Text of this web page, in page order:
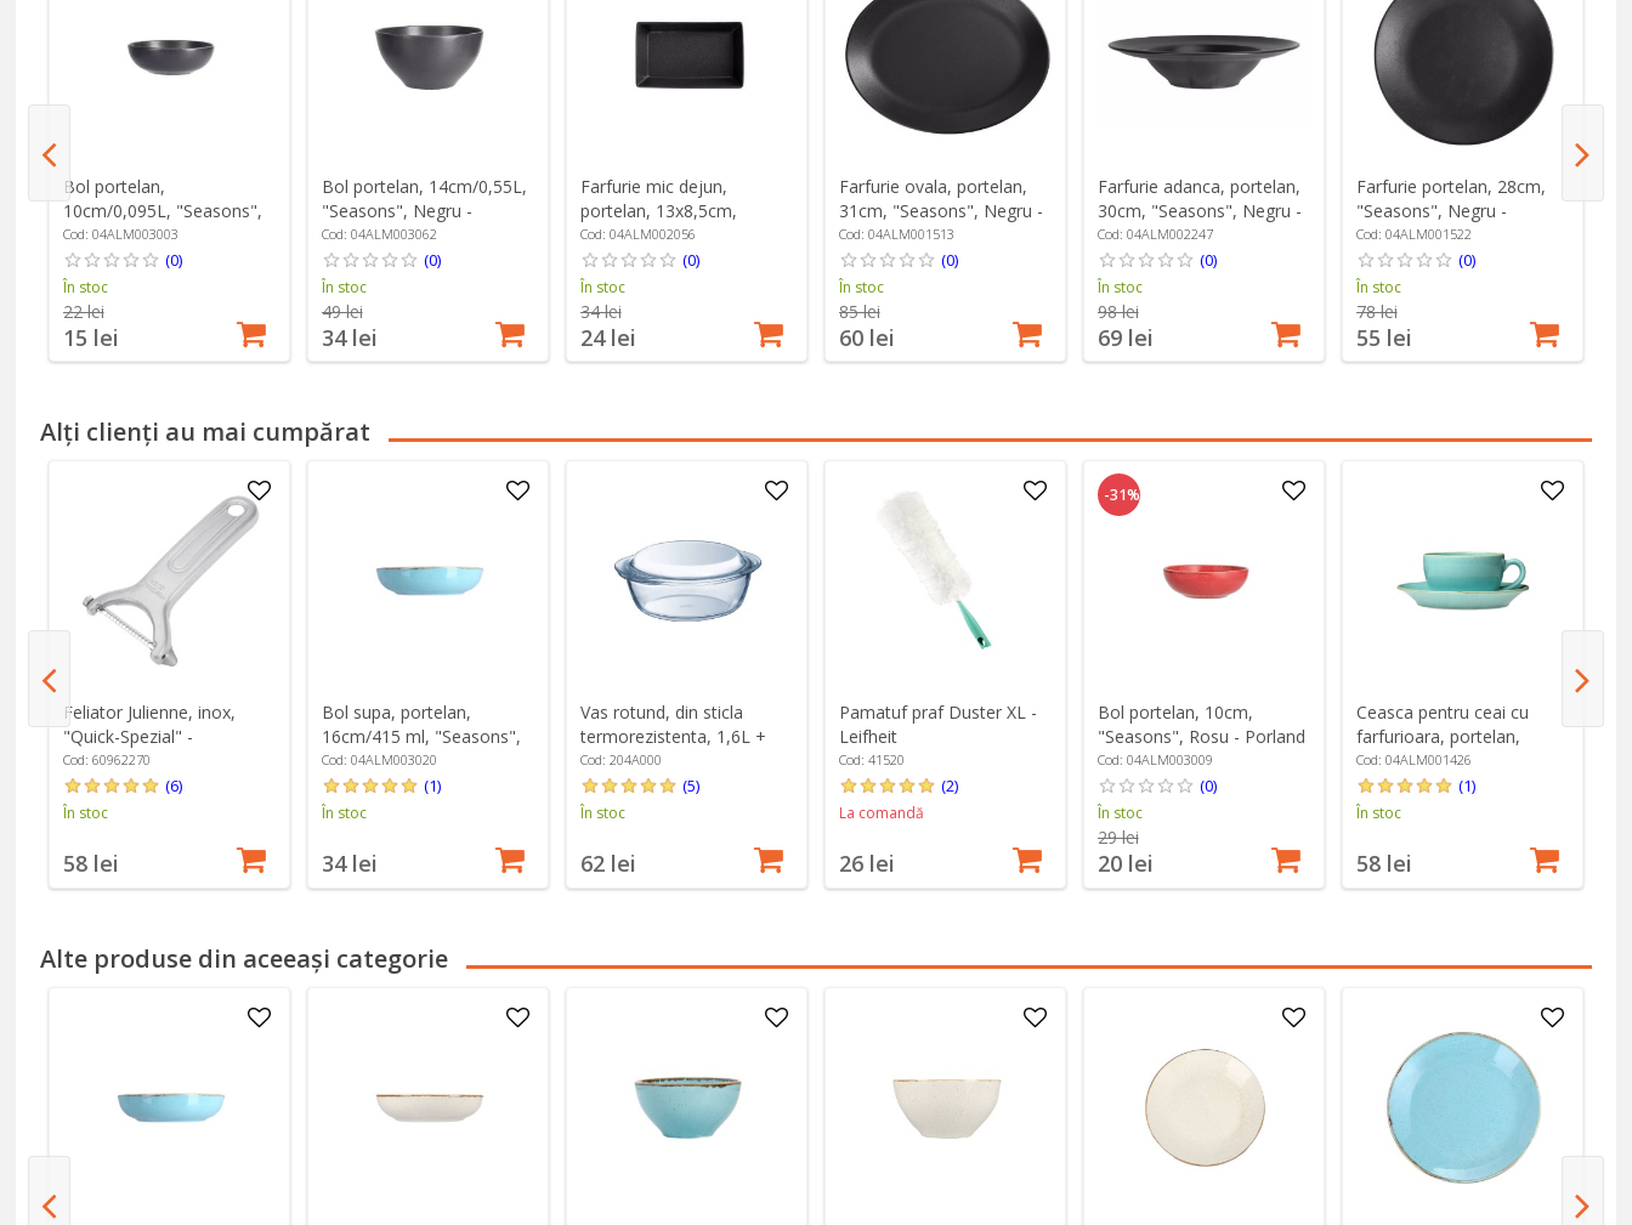
Bol portelan,
10cm/0,095L, "Seasons",
Negru - Porland
Cod: 04ALM003003
(0)
În stoc
22 lei
15 lei
Bol portelan, 14cm/0,55L,
"Seasons", Negru -
Porland
Cod: 04ALM003062
(0)
În stoc
49 lei
34 lei
Farfurie mic dejun,
portelan, 13x8,5cm,
"Seasons", Negru -
Porland
Cod: 04ALM002056
(0)
În stoc
34 lei
24 lei
Farfurie ovala, portelan,
31cm, "Seasons", Negru -
Porland
Cod: 04ALM001513
(0)
În stoc
85 lei
60 lei
Farfurie adanca, portelan,
30cm, "Seasons", Negru -
Porland
Cod: 04ALM002247
(0)
În stoc
98 lei
69 lei
Farfurie portelan, 28cm,
"Seasons", Negru -
Porland
Cod: 04ALM001522
(0)
În stoc
78 lei
55 lei
Alți clienți au mai cumpărat
Feliator Julienne, inox,
"Quick-Spezial" -
Westmark
Cod: 60962270
(6)
În stoc
58 lei
Bol supa, portelan,
16cm/415 ml, "Seasons",
Turcoaz - Porland
Cod: 04ALM003020
(1)
În stoc
34 lei
Vas rotund, din sticla
termorezistenta, 1,6L +
0,5L - PYREX
Cod: 204A000
(5)
În stoc
62 lei
Pamatuf praf Duster XL -
Leifheit
Cod: 41520
(2)
La comandă
26 lei
-31%
Bol portelan, 10cm,
"Seasons", Rosu - Porland
Cod: 04ALM003009
(0)
În stoc
29 lei
20 lei
Ceasca pentru ceai cu
farfurioara, portelan,
250ml, "Seasons", Turcoaz
- Porland
Cod: 04ALM001426
(1)
În stoc
58 lei
Alte produse din aceeași categorie